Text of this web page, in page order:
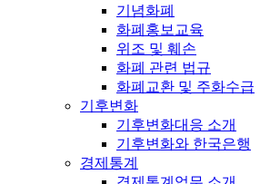
기념화폐
화폐홍보교육
위조 및 훼손
화폐 관련 법규
화폐교환 및 주화수급
기후변화
기후변화대응 소개
기후변화와 한국은행
경제통계